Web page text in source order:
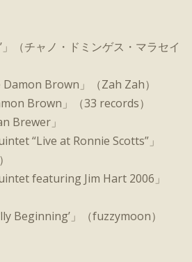
」（チャノ・ドミンゲス・マラセイ
Damon Brown」（Zah Zah）
Brown」（33 records）
Brewer」
“Live at Ronnie Scotts”」
featuring Jim Hart 2006」
Beginning’」（fuzzymoon）